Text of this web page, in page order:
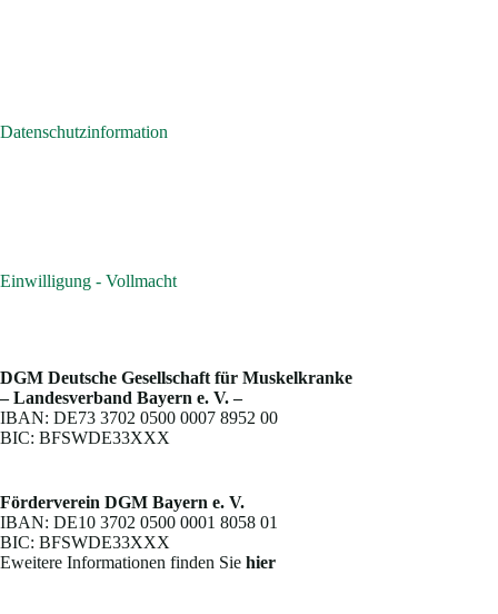
Datenschutzinformation
Einwilligung - Vollmacht
DGM Deutsche Gesellschaft für Muskelkranke
– Landesverband Bayern e. V. –
IBAN: DE73 3702 0500 0007 8952 00
BIC: BFSWDE33XXX
Förderverein DGM Bayern e. V.
IBAN: DE10 3702 0500 0001 8058 01
BIC: BFSWDE33XXX
Eweitere Informationen finden Sie hier